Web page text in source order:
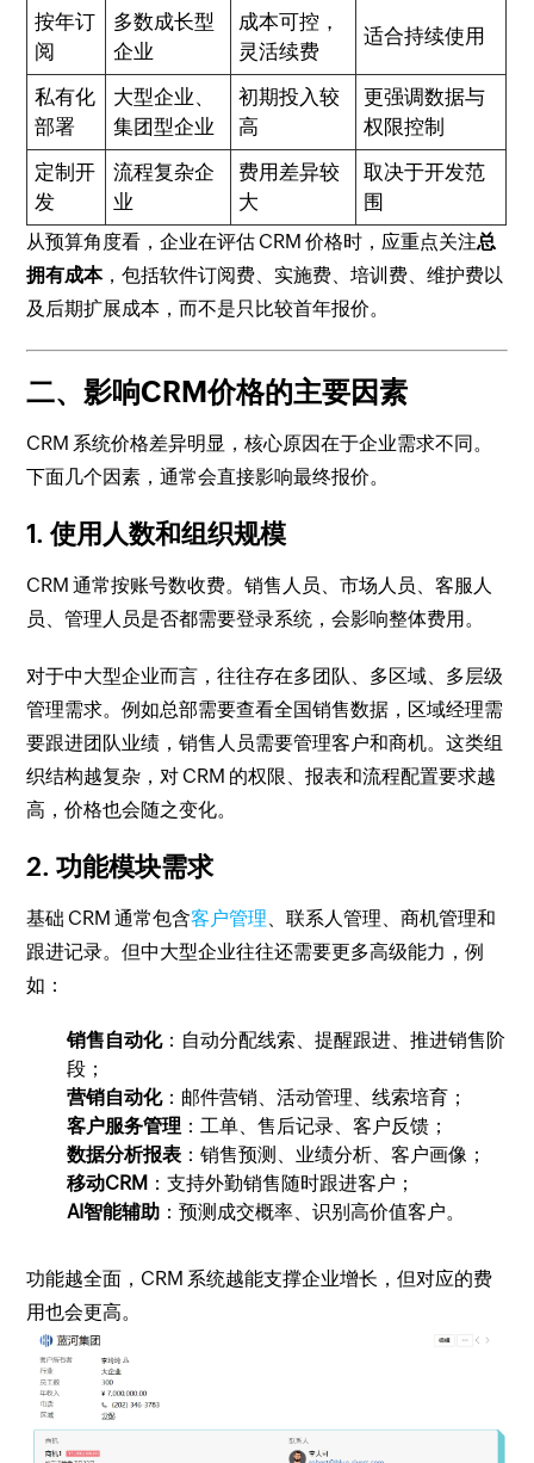
按年订
阅
多数成长型
企业
成本可控，
灵活续费
适合持续使用
私有化
部署
大型企业、
集团型企业
初期投入较
高
更强调数据与
权限控制
定制开
发
流程复杂企
业
费用差异较
大
取决于开发范
围
从预算角度看，企业在评估 CRM 价格时，应重点关注总
拥有成本，包括软件订阅费、实施费、培训费、维护费以
及后期扩展成本，而不是只比较首年报价。
二、影响CRM价格的主要因素
CRM 系统价格差异明显，核心原因在于企业需求不同。
下面几个因素，通常会直接影响最终报价。
1. 使用人数和组织规模
CRM 通常按账号数收费。销售人员、市场人员、客服人
员、管理人员是否都需要登录系统，会影响整体费用。
对于中大型企业而言，往往存在多团队、多区域、多层级
管理需求。例如总部需要查看全国销售数据，区域经理需
要跟进团队业绩，销售人员需要管理客户和商机。这类组
织结构越复杂，对 CRM 的权限、报表和流程配置要求越
高，价格也会随之变化。
2. 功能模块需求
基础 CRM 通常包含客户管理、联系人管理、商机管理和
跟进记录。但中大型企业往往还需要更多高级能力，例
如：
销售自动化：自动分配线索、提醒跟进、推进销售阶
段；
营销自动化：邮件营销、活动管理、线索培育；
客户服务管理 ：工单、售后记录、客户反馈；
数据分析报表 ：销售预测、业绩分析、客户画像；
移动CRM ：支持外勤销售随时跟进客户；
AI智能辅助 ：预测成交概率、识别高价值客户。
功能越全面，CRM 系统越能支撑企业增长，但对应的费
用也会更高。